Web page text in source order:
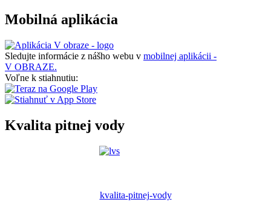
Mobilná aplikácia
Sledujte informácie z nášho webu v mobilnej aplikácii -
V OBRAZE.
Voľne k stiahnutiu:
Kvalita pitnej vody
kvalita-pitnej-vody